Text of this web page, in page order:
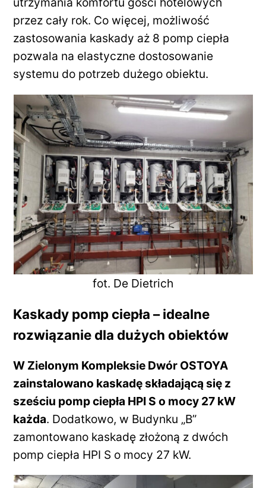
przez cały rok. Co więcej, możliwość
zastosowania kaskady aż 8 pomp ciepła
pozwala na elastyczne dostosowanie
systemu do potrzeb dużego obiektu.
fot. De Dietrich
Kaskady pomp ciepła – idealne
rozwiązanie dla dużych obiektów
W Zielonym Kompleksie Dwór OSTOYA
zainstalowano kaskadę składającą się z
sześciu pomp ciepła HPI S o mocy 27 kW
każda. Dodatkowo, w Budynku „B”
zamontowano kaskadę złożoną z dwóch
pomp ciepła HPI S o mocy 27 kW.